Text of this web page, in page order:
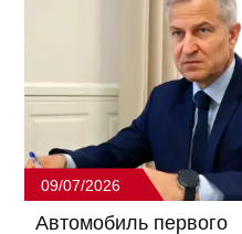
09/07/2026
Автомобиль первого